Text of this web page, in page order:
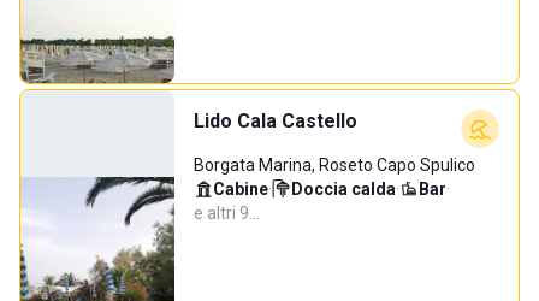
Lido Cala Castello
Borgata Marina, Roseto Capo Spulico
Cabine· Doccia calda· Bar·
e altri 9…